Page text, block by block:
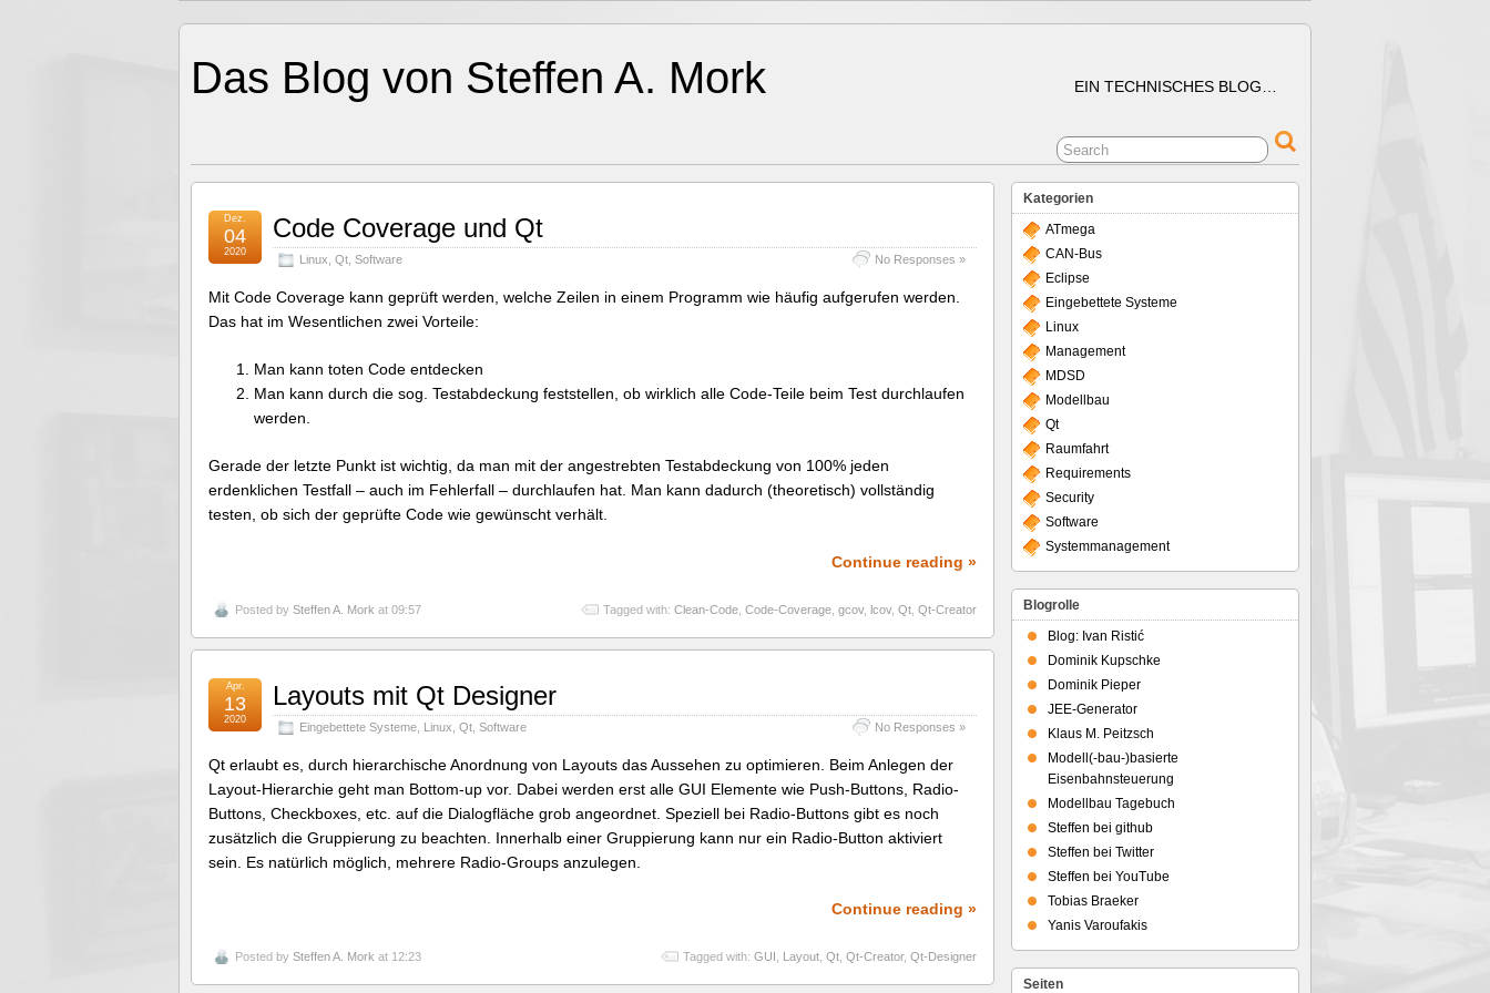
Das Blog von Steffen A. Mork EIN TECHNISCHES BLOG…
Code Coverage und Qt
Linux Qt Software No Responses »
Dez.
04
2020
Mit Code Coverage kann geprüft werden, welche Zeilen in einem Programm wie häufig aufgerufen werden.
Das hat im Wesentlichen zwei Vorteile:
Man kann toten Code entdecken
Man kann durch die sog. Testabdeckung feststellen, ob wirklich alle Code-Teile beim Test durchlaufen
werden.
Gerade der letzte Punkt ist wichtig, da man mit der angestrebten Testabdeckung von 100% jeden
erdenklichen Testfall – auch im Fehlerfall – durchlaufen hat. Man kann dadurch (theoretisch) vollständig
testen, ob sich der geprüfte Code wie gewünscht verhält.
Continue reading »
Posted by Steffen A. Mork at 09:57 Tagged with: Clean-Code Code-Coverage gcov, lcov, Qt Qt-Creator
Layouts mit Qt Designer
Eingebettete Systeme Linux Qt Software No Responses »
Apr.
13
2020
Qt erlaubt es, durch hierarchische Anordnung von Layouts das Aussehen zu optimieren. Beim Anlegen der
Layout-Hierarchie geht man Bottom-up vor. Dabei werden erst alle GUI Elemente wie Push-Buttons, Radio-
Buttons, Checkboxes, etc. auf die Dialogfläche grob angeordnet. Speziell bei Radio-Buttons gibt es noch
zusätzlich die Gruppierung zu beachten. Innerhalb einer Gruppierung kann nur ein Radio-Button aktiviert
sein. Es natürlich möglich, mehrere Radio-Groups anzulegen.
Continue reading »
Posted by Steffen A. Mork at 12:23 Tagged with: GUI Layout Qt Qt-Creator, Qt-Designer
Kategorien
ATmega
CAN-Bus
Eclipse
Eingebettete Systeme
Linux
Management
MDSD
Modellbau
Qt
Raumfahrt
Requirements
Security
Software
Systemmanagement
Blogrolle
Blog: Ivan Ristić
Dominik Kupschke
Dominik Pieper
JEE-Generator
Klaus M. Peitzsch
Modell(-bau-)basierte
Eisenbahnsteuerung
Modellbau Tagebuch
Steffen bei github
Steffen bei Twitter
Steffen bei YouTube
Tobias Braeker
Yanis Varoufakis
Seiten